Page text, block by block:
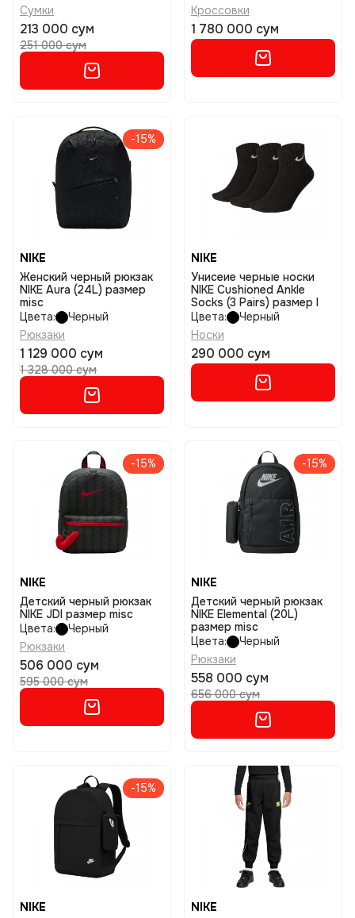
Сумки
213 000 сум
251 000 сум
Кроссовки
1 780 000 сум
-15%
NIKE
Женский черный рюкзак
NIKE Aura (24L) размер
misc
Цвета:
Черный
Рюкзаки
1 129 000 сум
1 328 000 сум
NIKE
Унисеие черные носки
NIKE Cushioned Ankle
Socks (3 Pairs) размер l
Цвета:
Черный
Носки
290 000 сум
-15%
NIKE
Детский черный рюкзак
NIKE JDI размер misc
Цвета:
Черный
Рюкзаки
506 000 сум
595 000 сум
-15%
NIKE
Детский черный рюкзак
NIKE Elemental (20L)
размер misc
Цвета:
Черный
Рюкзаки
558 000 сум
656 000 сум
-15%
NIKE
NIKE